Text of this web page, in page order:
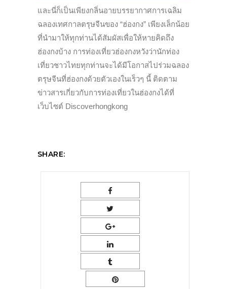
และนี่ก็เป็นเพียงกลิ่นอายบรรยากาศการเฉลิม
ฉลองเทศกาลตรุษจีนของ “ฮ่องกง” เพียงเล็กน้อย
ที่นำมาให้ทุกท่านได้สัมผัสเพื่อให้หายคิดถึง
ฮ่องกงบ้าง การท่องเที่ยวฮ่องกงหวังว่านักท่อง
เที่ยวชาวไทยทุกท่านจะได้มีโอกาสไปร่วมฉลอง
ตรุษจีนที่ฮ่องกงด้วยตัวเองในเร็วๆ นี้ ติดตาม
ข่าวสารเกี่ยวกับการท่องเที่ยวในฮ่องกงได้ที่
เว็บไซต์ Discoverhongkong
SHARE: